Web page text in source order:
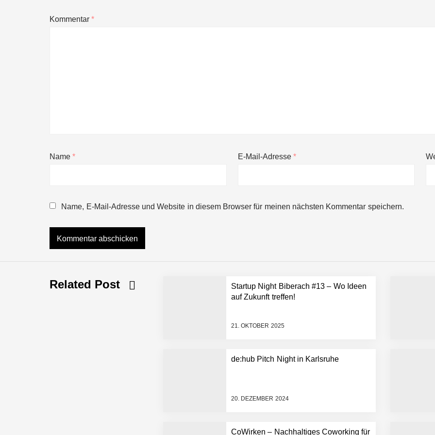
Kommentar*
Name* E-Mail-Adresse *
Name, E-Mail-Adresse und Website in diesem Browser für meinen nächsten Kommentar speichern.
Related Post
Startup Night Biberach #13 – Wo Ideen
auf Zukunft treffen!
21. OKTOBER 2025
de:hub Pitch Night in Karlsruhe
20. DEZEMBER 2024
CoWirken – Nachhaltiges Coworking für
Simulationsdienstleistung in Minuten statt Wochen: FiniteNow ermöglicht sofortige Angebotskalkulation für